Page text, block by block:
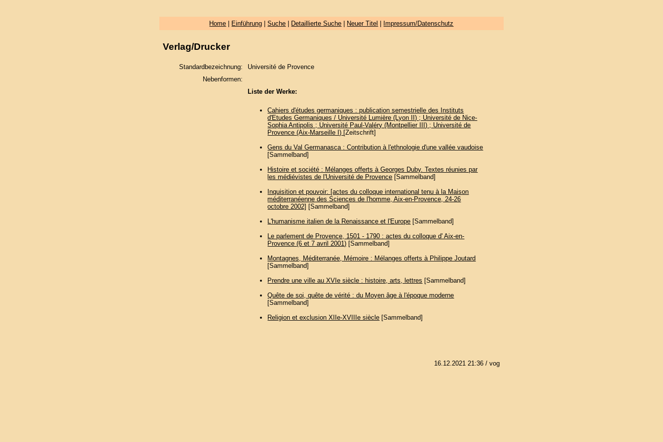
Home Einführung |Suche Detaillierte Suche Neuer Titel Impressum/Datenschutz
Verlag/Drucker
Standardbezeichnung:
Université de Provence
Nebenformen:
Liste der Werke:
Cahiers d'études germaniques : publication semestrielle des Instituts
d'Etudes Germaniques / Université Lumière (Lyon II) ; Université de Nice-
Sophia Antipolis ; Université Paul-Valéry (Montpellier III) ; Université de
Provence (Aix-Marseille I) [Zeitschrift]
Gens du Val Germanasca : Contribution à l'ethnologie d'une vallée vaudoise
[Sammelband]
Histoire et société : Mélanges offerts à Georges Duby. Textes réunies par
les médiévistes de l'Université de Provence [Sammelband]
Inquisition et pouvoir: [actes du colloque international tenu à la Maison
méditerranéenne des Sciences de l'homme, Aix-en-Provence, 24-26
octobre 2002] [Sammelband]
L'humanisme italien de la Renaissance et l'Europe [Sammelband]
Le parlement de Provence, 1501 - 1790 : actes du colloque d' Aix-en-
Provence (6 et 7 avril 2001) [Sammelband]
Montagnes, Méditerranée, Mémoire : Mélanges offerts à Philippe Joutard
[Sammelband]
Prendre une ville au XVIe siècle : histoire, arts, lettres [Sammelband]
Quête de soi, quête de vérité : du Moyen âge à l'époque moderne
[Sammelband]
Religion et exclusion XIIe-XVIIIe siècle [Sammelband]
16.12.2021 21:36/ vog